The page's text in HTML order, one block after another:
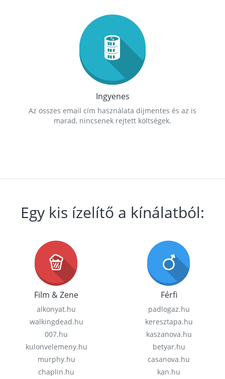
Ingyenes
Az összes email cím használata díjmentes és az is
marad, nincsenek rejtett költségek.
Egy kis ízelítő a kínálatból:
Film & Zene
alkonyat.hu
walkingdead.hu
007.hu
kulonvelemeny.hu
murphy.hu
chaplin.hu
Férfi
padlogaz.hu
keresztapa.hu
kaszanova.hu
betyar.hu
casanova.hu
kan.hu